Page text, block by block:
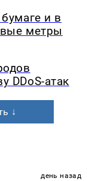
и в
метры
DDoS-атак
↓
день назад